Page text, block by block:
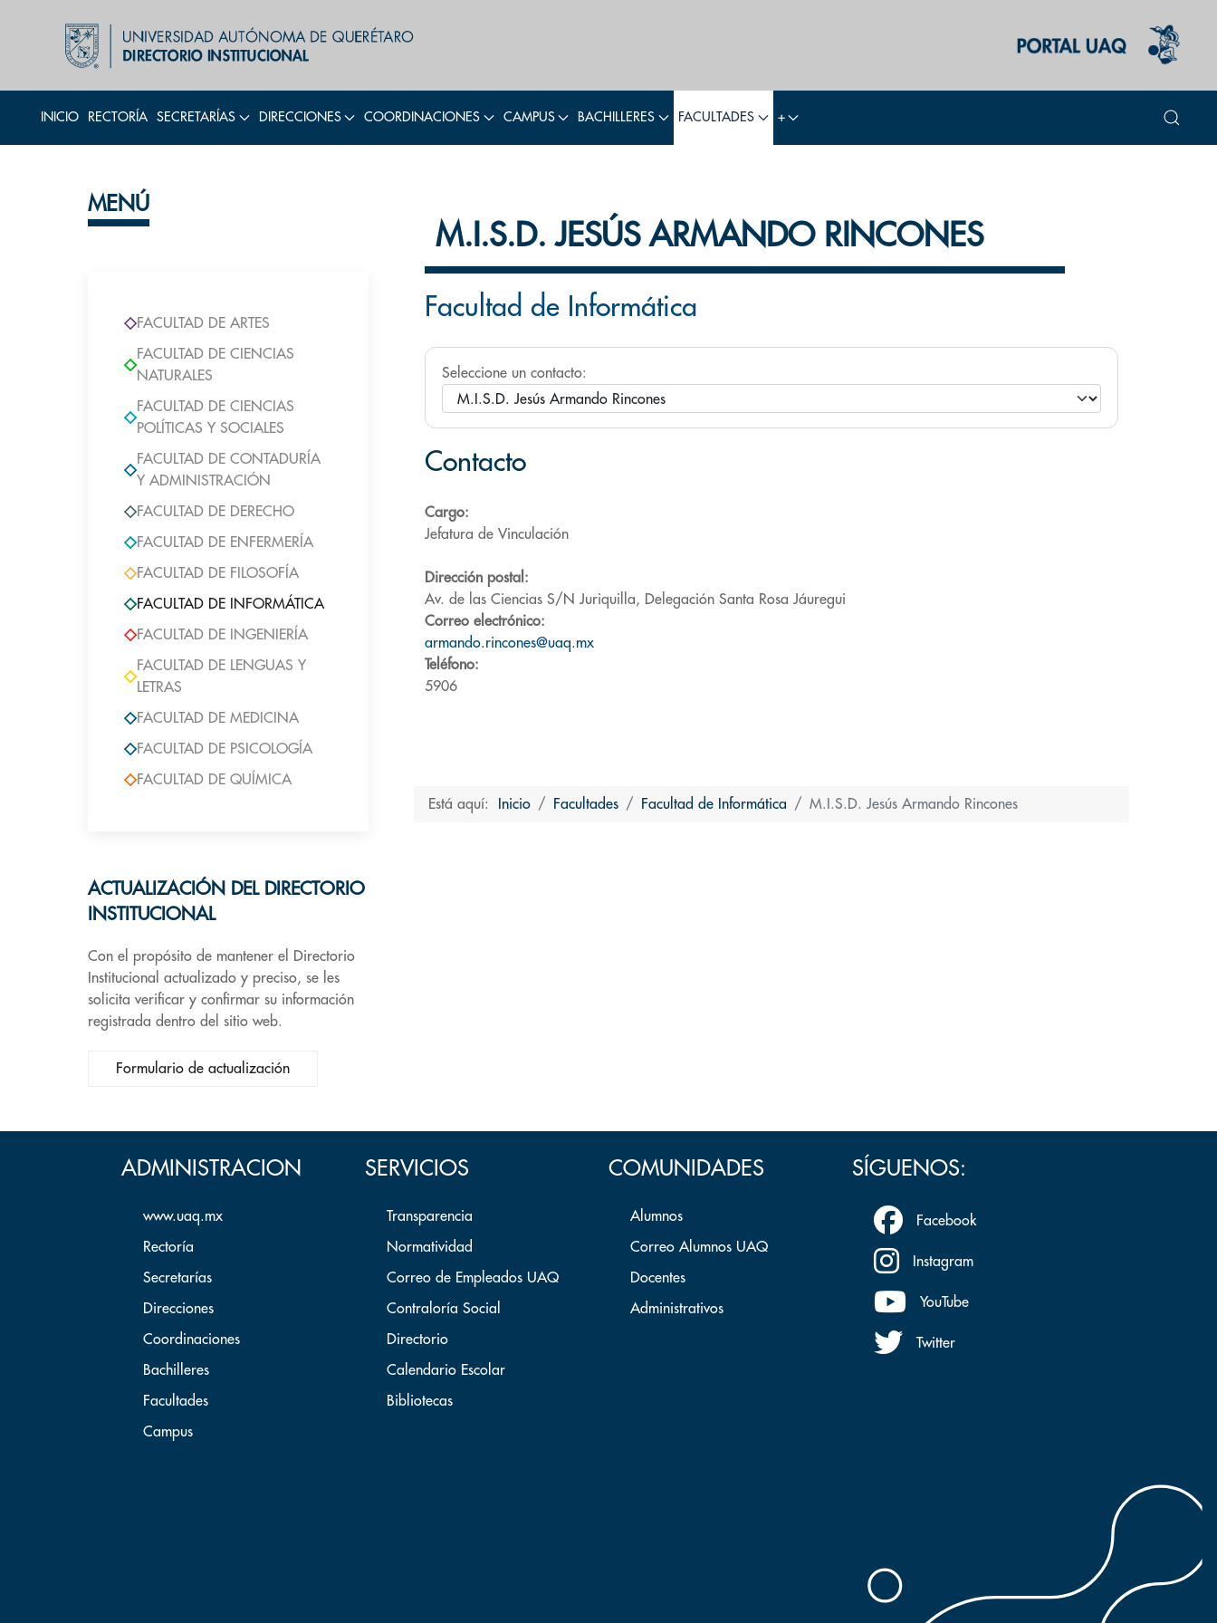
INICIO RECTORÍA SECRETARÍAS DIRECCIONES COORDINACIONES CAMPUS BACHILLERES FACULTADES +
MENÚ
FACULTAD DE ARTES
FACULTAD DE CIENCIAS
NATURALES
FACULTAD DE CIENCIAS
POLÍTICAS Y SOCIALES
FACULTAD DE CONTADURÍA
Y ADMINISTRACIÓN
FACULTAD DE DERECHO
FACULTAD DE ENFERMERÍA
FACULTAD DE FILOSOFÍA
FACULTAD DE INFORMÁTICA
FACULTAD DE INGENIERÍA
FACULTAD DE LENGUAS Y
LETRAS
FACULTAD DE MEDICINA
FACULTAD DE PSICOLOGÍA
FACULTAD DE QUÍMICA
ACTUALIZACIÓN DEL DIRECTORIO
INSTITUCIONAL
Con el propósito de mantener el Directorio
Institucional actualizado y preciso, se les
solicita verificar y confirmar su información
registrada dentro del sitio web.
Formulario de actualización
M.I.S.D. JESÚS ARMANDO RINCONES
Facultad de Informática
Seleccione un contacto:
Contacto
Cargo:
Jefatura de Vinculación
Dirección postal:
Av. de las Ciencias S/N Juriquilla, Delegación Santa Rosa Jáuregui
Correo electrónico:
armando.rincones@uaq.mx
Teléfono:
5906
Está aquí: Inicio Facultades Facultad de Informática M.I.S.D. Jesús Armando Rincones
ADMINISTRACION
www.uaq.mx
Rectoría
Secretarías
Direcciones
Coordinaciones
Bachilleres
Facultades
Campus
SERVICIOS
Transparencia
Normatividad
Correo de Empleados UAQ
Contraloría Social
Directorio
Calendario Escolar
Bibliotecas
COMUNIDADES
Alumnos
Correo Alumnos UAQ
Docentes
Administrativos
SÍGUENOS:
Facebook
Instagram
YouTube
Twitter